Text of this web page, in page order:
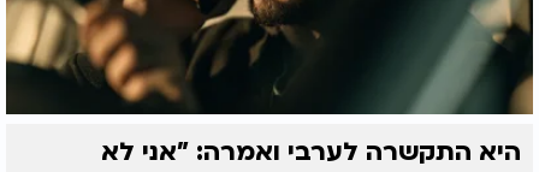
היא התקשרה לערבי ואמרה: "אני לא